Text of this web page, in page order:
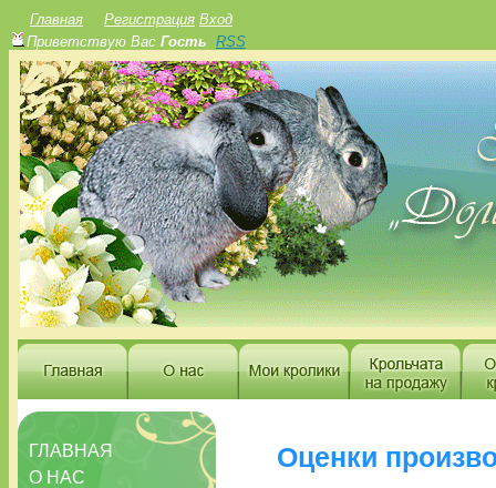
Главная Регистрация Вход
Приветствую Вас Гость RSS
ГЛАВНАЯ
О НАС
Оценки